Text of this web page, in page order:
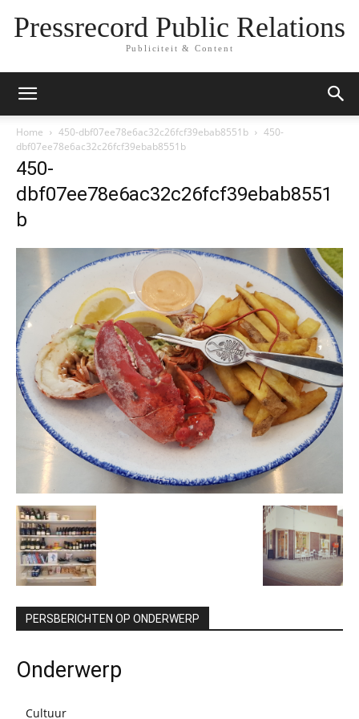
Pressrecord Public Relations
Publiciteit & Content
Home 450-dbf07ee78e6ac32c26fcf39ebab8551b
450-
dbf07ee78e6ac32c26fcf39ebab8551b
450-
dbf07ee78e6ac32c26fcf39ebab8551
b
PERSBERICHTEN OP ONDERWERP
Onderwerp
Cultuur